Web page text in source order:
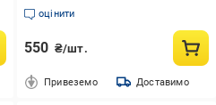
оцінити
550 ₴/шт.
Привеземо Доставимо